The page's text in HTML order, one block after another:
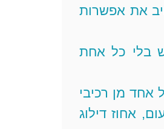
את אפשרות
בלי כל אחת
אחד מן רכיבי
אחוז דילוג